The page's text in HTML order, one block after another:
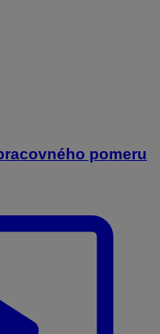
pomeru